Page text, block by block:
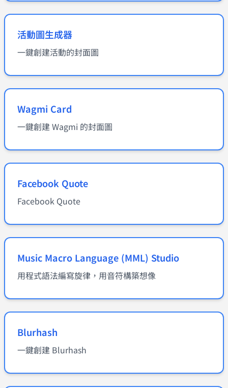
活動圖生成器
一鍵創建活動的封面圖
Wagmi Card
一鍵創建 Wagmi 的封面圖
Facebook Quote
Facebook Quote
Music Macro Language (MML) Studio
用程式語法編寫旋律，用音符構築想像
Blurhash
一鍵創建 Blurhash